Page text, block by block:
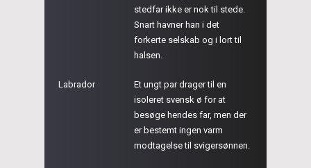
stedfar ikke er nok til stede.
Snart havner han i det
forkerte selskab og i lort til
halsen.
Labrador
Et ungt par drager til en
isoleret svensk ø for at
besøge hendes far, men der
er bestemt ingen varm
modtagelse til svigersønnen.